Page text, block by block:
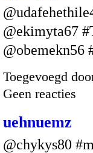
@ekimyta67
Toegevoegd
Geen reacties
uehnuemz
@chykys80